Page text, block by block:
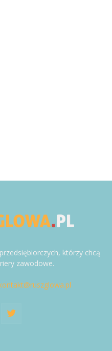
którzy chcą
zawodowe.